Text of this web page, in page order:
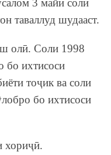
3 майи соли
таваллуд шудааст.
олӣ. Соли 1998
бо ихтисоси
тоҷик ва соли
бо ихтисоси
хориҷӣ.